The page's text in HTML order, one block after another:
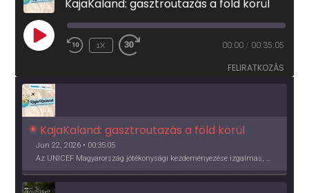
KajaKaland: gasztroutazás a föld körül
PLAY
EPISODE
1X 00:00 / 00:35:05
FELIRATKOZÁS
KajaKaland: gasztroutazás a föld körül
Jun 22, 2026 • 00:35:05
Az UNICEF Magyarország jótékonysági kezdeményezése izgalmas, egész éves világkörüli ízutazásra hív, igazi családi program és gasztroedukáció, illetve segítség a rászorulóknak is egyben.